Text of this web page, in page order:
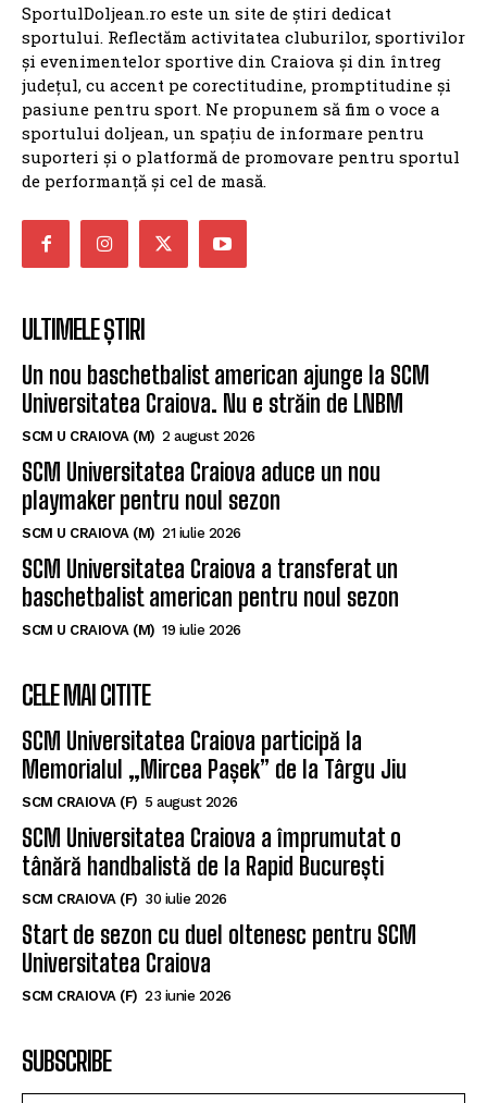
SportulDoljean.ro este un site de știri dedicat
sportului. Reflectăm activitatea cluburilor, sportivilor
și evenimentelor sportive din Craiova și din întreg
județul, cu accent pe corectitudine, promptitudine și
pasiune pentru sport. Ne propunem să fim o voce a
sportului doljean, un spațiu de informare pentru
suporteri și o platformă de promovare pentru sportul
de performanță și cel de masă.
ULTIMELE ȘTIRI
Un nou baschetbalist american ajunge la SCM
Universitatea Craiova. Nu e străin de LNBM
SCM U CRAIOVA (M) 2 august 2026
SCM Universitatea Craiova aduce un nou
playmaker pentru noul sezon
SCM U CRAIOVA (M) 21 iulie 2026
SCM Universitatea Craiova a transferat un
baschetbalist american pentru noul sezon
SCM U CRAIOVA (M) 19 iulie 2026
CELE MAI CITITE
SCM Universitatea Craiova participă la
Memorialul „Mircea Pașek” de la Târgu Jiu
SCM CRAIOVA (F) 5 august 2026
SCM Universitatea Craiova a împrumutat o
tânără handbalistă de la Rapid București
SCM CRAIOVA (F) 30 iulie 2026
Start de sezon cu duel oltenesc pentru SCM
Universitatea Craiova
SCM CRAIOVA (F) 23 iunie 2026
SUBSCRIBE